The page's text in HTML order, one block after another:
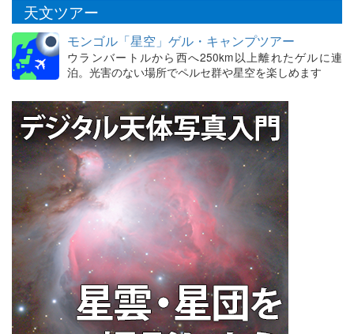
天文ツアー
モンゴル「星空」ゲル・キャンプツアー
ウランバートルから西へ250km以上離れたゲルに連
泊。光害のない場所でペルセ群や星空を楽しめます